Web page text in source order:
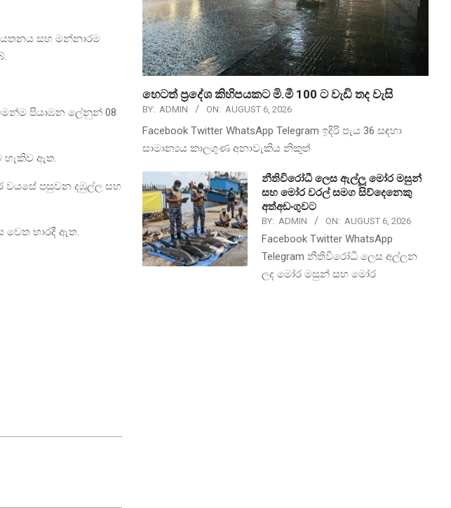
සහ මන්නාරම
පියාඹන ලේනුන් 08
හැකිව ඇත.
වයසේ පසුවන ‍දඹුල්ල සහ
භාරදී ඇත.
හෙටත් ප්‍රදේශ කිහිපයකට මි.මී 100 ට වැඩි තද වැසි
BY: ADMIN ON: AUGUST 6, 2026
Facebook Twitter WhatsApp Telegram ඉදිරි පැය 36 සඳහා
සාමාන්‍යය කාලගුණ අනාවැකිය නිකුත්
නීතිවිරෝධී ලෙස ඇල්ලූ මෝර මසුන්
සහ මෝර වරල් සමග සිව්දෙනෙකු
අත්අඩංගුවට
BY: ADMIN ON: AUGUST 6, 2026
Facebook Twitter WhatsApp
Telegram නීතිවිරෝධී ලෙස අල්ලන
ලද මෝර මසුන් සහ මෝර